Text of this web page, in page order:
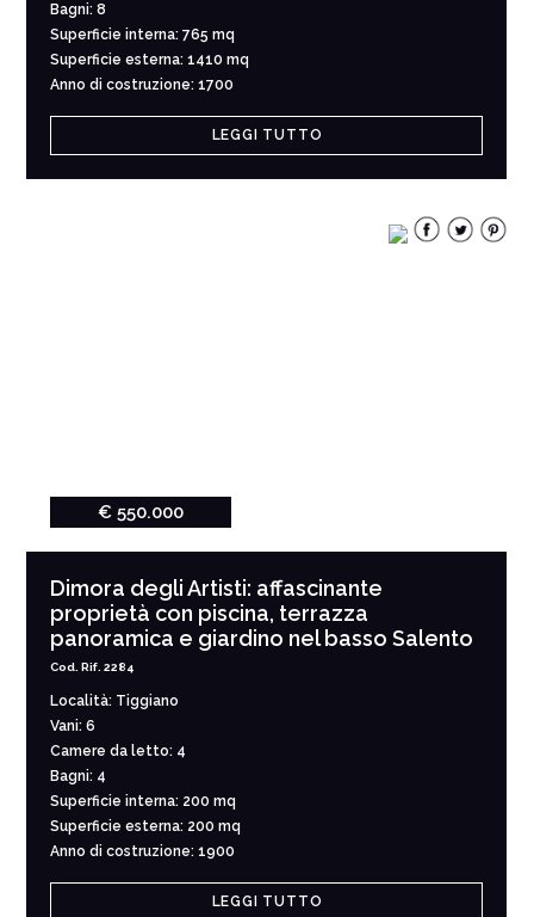
Bagni: 8
Superficie interna: 765 mq
Superficie esterna: 1410 mq
Anno di costruzione: 1700
LEGGI TUTTO
€ 550.000
Dimora degli Artisti: affascinante
proprietà con piscina, terrazza
panoramica e giardino nel basso Salento
Cod. Rif. 2284
Località: Tiggiano
Vani: 6
Camere da letto: 4
Bagni: 4
Superficie interna: 200 mq
Superficie esterna: 200 mq
Anno di costruzione: 1900
LEGGI TUTTO